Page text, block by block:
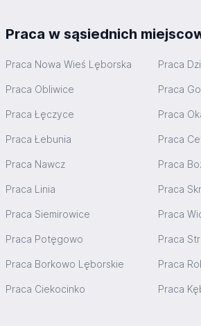
Praca w sąsiednich
Praca Nowa Wieś Lęborska Praca
Praca Obliwice Praca
Praca Łęczyce Praca
Praca Łebunia Praca
Praca Nawcz Praca
Praca Linia Praca
Praca Siemirowice Praca
Praca Potęgowo Praca
Praca Borkowo Lęborskie Praca
Praca Ciekocinko Praca